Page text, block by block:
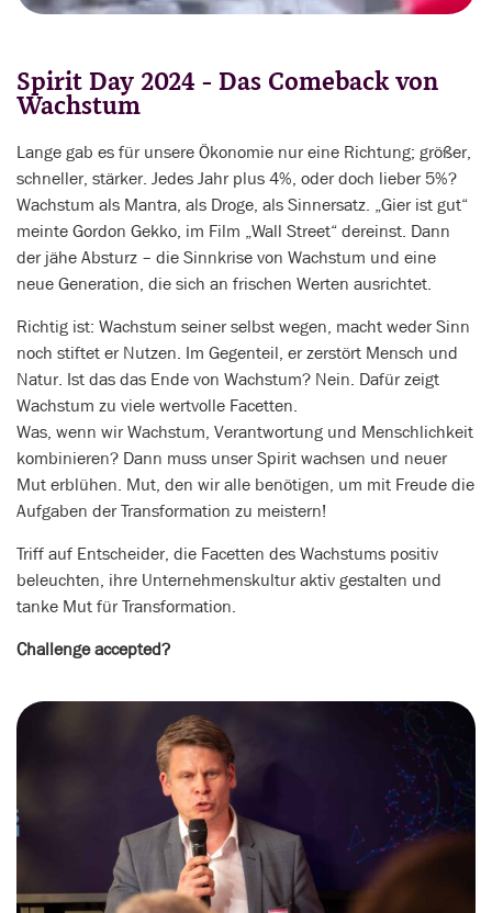
Spirit Day 2024 - Das Comeback von
Wachstum
Lange gab es für unsere Ökonomie nur eine Richtung; größer,
schneller, stärker. Jedes Jahr plus 4%, oder doch lieber 5%?
Wachstum als Mantra, als Droge, als Sinnersatz. „Gier ist gut“
meinte Gordon Gekko, im Film „Wall Street“ dereinst. Dann
der jähe Absturz – die Sinnkrise von Wachstum und eine
neue Generation, die sich an frischen Werten ausrichtet.
Richtig ist: Wachstum seiner selbst wegen, macht weder Sinn
noch stiftet er Nutzen. Im Gegenteil, er zerstört Mensch und
Natur. Ist das das Ende von Wachstum? Nein. Dafür zeigt
Wachstum zu viele wertvolle Facetten.
Was, wenn wir Wachstum, Verantwortung und Menschlichkeit
kombinieren? Dann muss unser Spirit wachsen und neuer
Mut erblühen. Mut, den wir alle benötigen, um mit Freude die
Aufgaben der Transformation zu meistern!
Triff auf Entscheider, die Facetten des Wachstums positiv
beleuchten, ihre Unternehmenskultur aktiv gestalten und
tanke Mut für Transformation.
Challenge accepted?